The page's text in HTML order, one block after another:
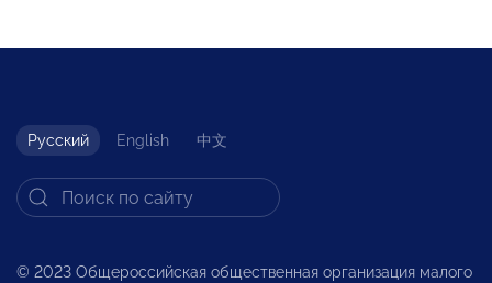
Русский English 中文
© 2023 Общероссийская общественная организация малого